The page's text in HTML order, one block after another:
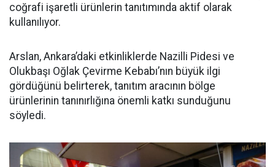
coğrafi işaretli ürünlerin tanıtımında aktif olarak
kullanılıyor.
Arslan, Ankara’daki etkinliklerde Nazilli Pidesi ve
Olukbaşı Oğlak Çevirme Kebabı’nın büyük ilgi
gördüğünü belirterek, tanıtım aracının bölge
ürünlerinin tanınırlığına önemli katkı sunduğunu
söyledi.